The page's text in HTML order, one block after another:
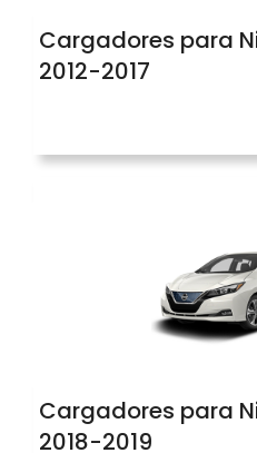
Cargadores para
2012-2017
Cargadores para
2018-2019